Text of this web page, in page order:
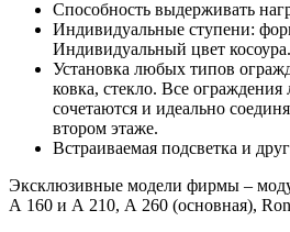
Способность выдерживать
Индивидуальные ступени:
Индивидуальный цвет косоура.
Установка любых типов
ковка, стекло. Все ограждения
сочетаются и идеально
втором этаже.
Встраиваемая подсветка и
Эксклюзивные модели фирмы –
А 160 и А 210, А 260 (основная),